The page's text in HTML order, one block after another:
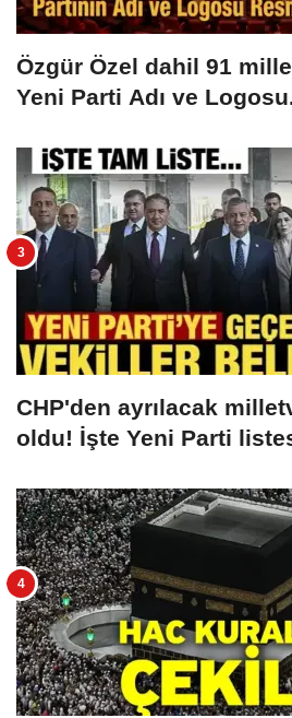
Özgür Özel dahil 91
Yeni Parti Adı ve
CHP'den ayrılacak
oldu! İşte Yeni Parti